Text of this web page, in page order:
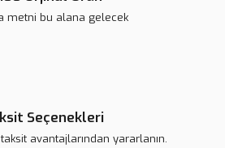
metni bu alana gelecek
Seçenekleri
avantajlarından yararlanın.